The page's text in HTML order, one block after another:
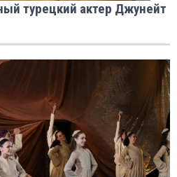
турецкий актер Джунейт